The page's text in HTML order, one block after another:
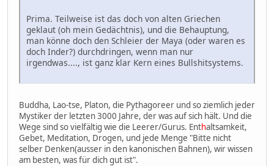
Prima. Teilweise ist das doch von alten Griechen
geklaut (oh mein Gedächtnis), und die Behauptung,
man könne doch den Schleier der Maya (oder waren es
doch Inder?) durchdringen, wenn man nur
irgendwas...., ist ganz klar Kern eines Bullshitsystems.
Buddha, Lao-tse, Platon, die Pythagoreer und so ziemlich jeder
Mystiker der letzten 3000 Jahre, der was auf sich hält. Und die
Wege sind so vielfältig wie die Leerer/Gurus. Enthaltsamkeit,
Gebet, Meditation, Drogen, und jede Menge "Bitte nicht
selber Denken(ausser in den kanonischen Bahnen), wir wissen
am besten, was für dich gut ist".